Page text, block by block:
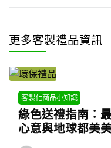
更多客製禮品資訊
客製化商品小知識
綠色送禮指南：
心意與地球都美美